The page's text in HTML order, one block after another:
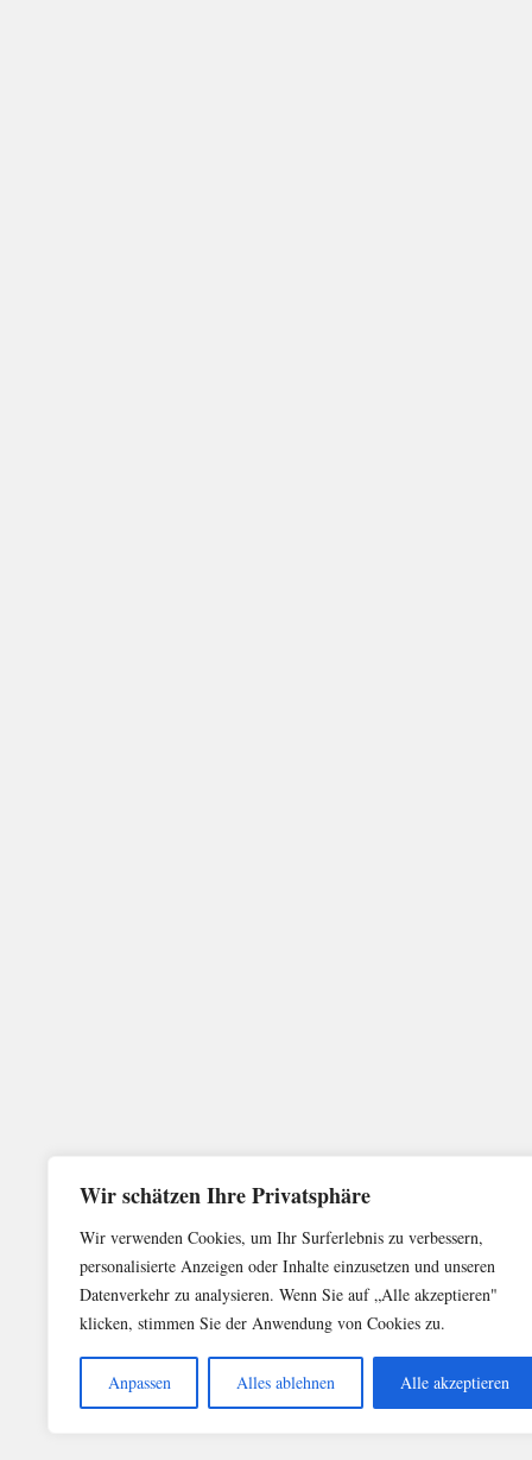
Wir schätzen Ihre Privatsphäre
Wir verwenden Cookies, um Ihr Surferlebnis zu verbessern,
personalisierte Anzeigen oder Inhalte einzusetzen und unseren
Datenverkehr zu analysieren. Wenn Sie auf „Alle akzeptieren"
klicken, stimmen Sie der Anwendung von Cookies zu.
Anpassen Alles ablehnen Alle akzeptieren